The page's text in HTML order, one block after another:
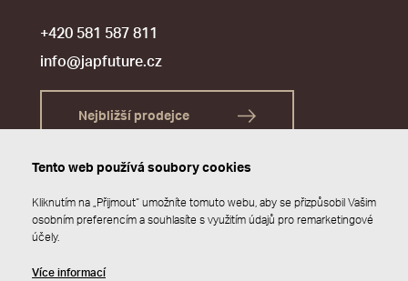
+420 581 587 811
info@japfuture.cz
Nejbližší prodejce
Tento web používá soubory cookies
Kliknutím na „Přijmout“ umožníte tomuto webu, aby se přizpůsobil Vašim
osobním preferencím a souhlasíte s využitím údajů pro remarketingové
účely.
Více informací